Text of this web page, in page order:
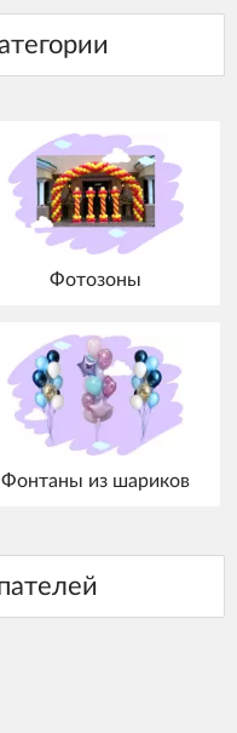
Фотозоны
Фонтаны из шариков